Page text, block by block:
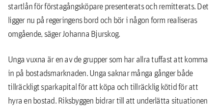
startlån för förstagångsköpare presenterats och remitterats. Det
ligger nu på regeringens bord och bör i någon form realiseras
omgående, säger Johanna Bjurskog.
Unga vuxna är en av de grupper som har allra tuffast att komma
in på bostadsmarknaden. Unga saknar många gånger både
tillräckligt sparkapital för att köpa och tillräcklig kötid för att
hyra en bostad. Riksbyggen bidrar till att underlätta situationen